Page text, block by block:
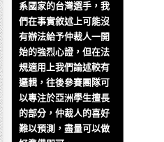
系國家的台灣選手，我
們在事實敘述上可能沒
有辦法給予仲裁人一開
始的強烈心證，但在法
規適用上我們論述較有
邏輯，往後參賽團隊可
以專注於亞洲學生擅長
的部分，仲裁人的喜好
難以預測，盡量可以做